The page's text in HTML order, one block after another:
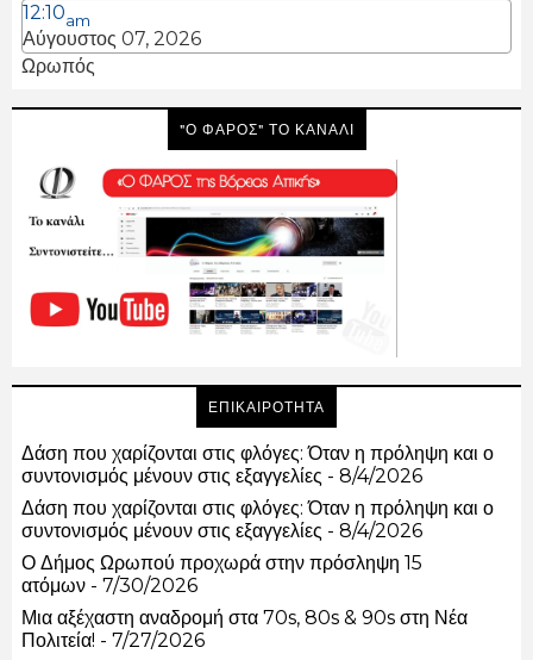
12:10am
Αύγουστος 07, 2026
Ωρωπός
"Ο ΦΑΡΟΣ" ΤΟ ΚΑΝΑΛΙ
ΕΠΙΚΑΙΡΟΤΗΤΑ
Δάση που χαρίζονται στις φλόγες: Όταν η πρόληψη και ο
συντονισμός μένουν στις εξαγγελίες - 8/4/2026
Δάση που χαρίζονται στις φλόγες: Όταν η πρόληψη και ο
συντονισμός μένουν στις εξαγγελίες - 8/4/2026
Ο Δήμος Ωρωπού προχωρά στην πρόσληψη 15
ατόμων - 7/30/2026
Μια αξέχαστη αναδρομή στα 70s, 80s & 90s στη Νέα
Πολιτεία! - 7/27/2026